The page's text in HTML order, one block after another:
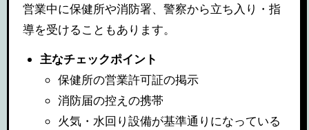
営業中に保健所や消防署、警察から立ち入り・指
導を受けることもあります。
主なチェックポイント
保健所の営業許可証の掲示
消防届の控えの携帯
火気・水回り設備が基準通りになっている